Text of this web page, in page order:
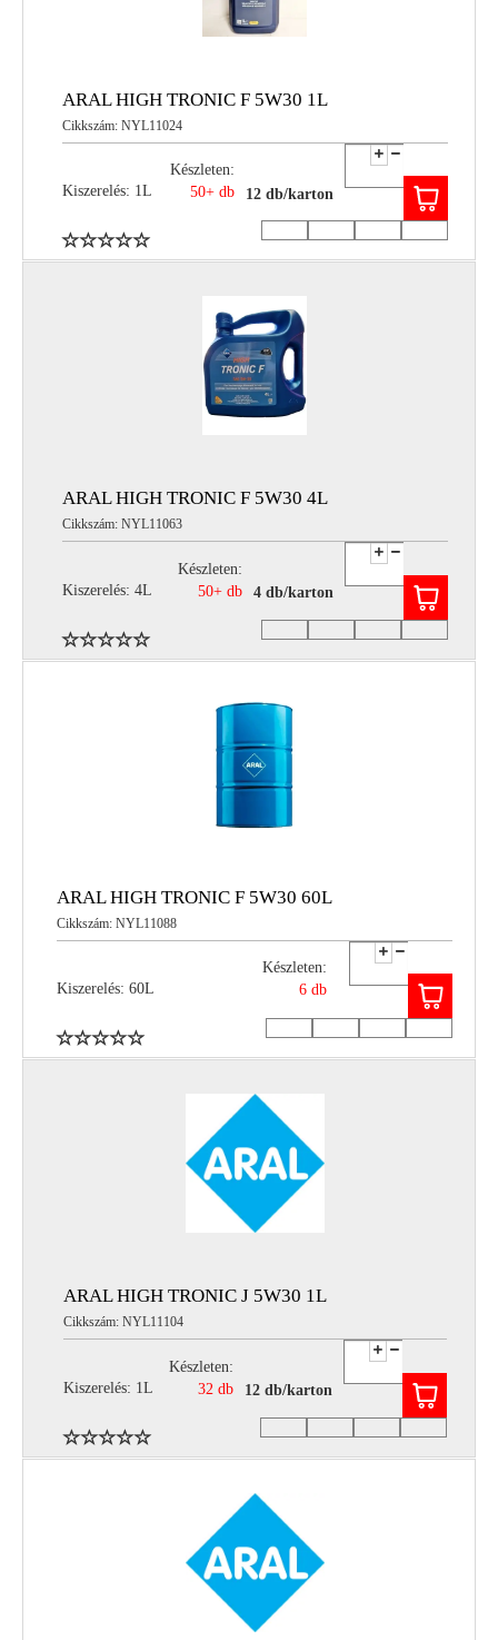
ARAL HIGH TRONIC F 5W30 1L
Cikkszám: NYL11024
Kiszerelés: 1L
Készleten:
50+ db
12 db/karton
ARAL HIGH TRONIC F 5W30 4L
Cikkszám: NYL11063
Kiszerelés: 4L
Készleten:
50+ db
4 db/karton
ARAL HIGH TRONIC F 5W30 60L
Cikkszám: NYL11088
Kiszerelés: 60L
Készleten:
6 db
ARAL HIGH TRONIC J 5W30 1L
Cikkszám: NYL11104
Kiszerelés: 1L
Készleten:
32 db
12 db/karton